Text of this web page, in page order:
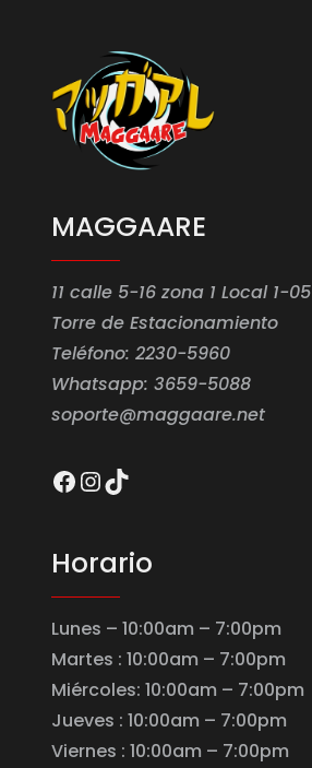
MAGGAARE
11 calle 5-16 zona 1 Local 1-05
Torre de Estacionamiento
Teléfono: 2230-5960
Whatsapp: 3659-5088
soporte@maggaare.net
Facebook
Instagram
TikTok
Horario
Lunes – 10:00am – 7:00pm
Martes : 10:00am – 7:00pm
Miércoles: 10:00am – 7:00pm
Jueves : 10:00am – 7:00pm
Viernes : 10:00am – 7:00pm